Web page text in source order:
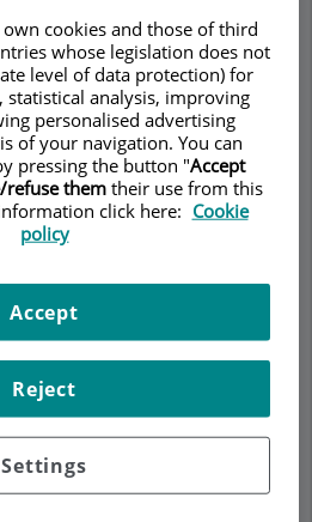
ContacteDades d'interès
del maniguet
rotador és una
que afecta els
maneguet rotador a
és comuna i pot variar
inflamació lleu fins a una
cookies and those of third
whose legislation does not
level of data protection) for
statistical analysis, improving
personalised advertising
of your navigation. You can
pressing the button "Accept
refuse themtheir use from this
click here: Cookie
policy
Settings
Reject
Accept